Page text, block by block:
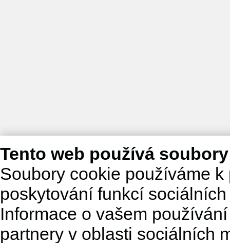
Tento web používá
Soubory cookie používáme
poskytování funkcí
Informace o vašem
partnery v oblasti sociálních